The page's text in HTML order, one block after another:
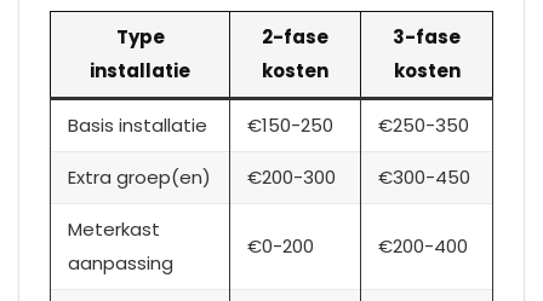
Type
installatie
2-fase
kosten
3-fase
kosten
Basis installatie €150-250 €250-350
Extra groep(en) €200-300 €300-450
Meterkast
aanpassing
€0-200 €200-400